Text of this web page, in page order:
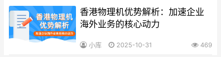
香港物理机优势解析：加速企业
海外业务的核心动力
小库 2025-10-31 469